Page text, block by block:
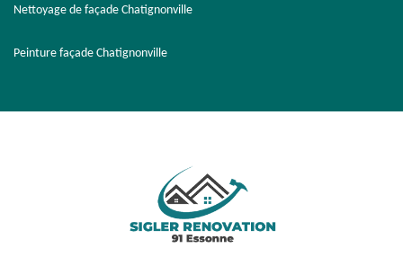
Nettoyage de façade Chatignonville
Peinture façade Chatignonville